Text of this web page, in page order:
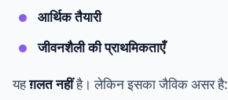
आर्थिक तैयारी
जीवनशैली की प्राथमिकताएँ
यहग़लत नहींहै। लेकिन इसका जैविक असर है: